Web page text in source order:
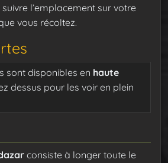
l’emplacement sur votre
vous récoltez.
sont disponibles en haute
dessus pour les voir en plein
consiste à longer toute le